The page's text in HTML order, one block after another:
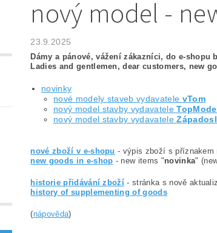
3D tištěné doplňky modelářské potřeby
nový model -
23.9.2025
Dámy a pánové, vážení zákazníci, do e-shopu
Ladies and gentlemen, dear customers, new
novinky
nové modely staveb vydavatele vTom
nový model stavby vydavatele
nový model stavby vydavatele
nové zboží v e-shopu - výpis zboží s příznakem
new goods in e-shop - new items "novinka"
historie přidávání zboží - stránka s nově
history of supplementing of goods
(nápověda)